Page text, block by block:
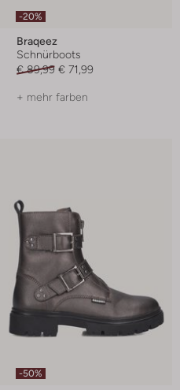
-20%
Braqeez
Schnürboots
€ 89,99 € 71,99
+ mehr farben
-50%